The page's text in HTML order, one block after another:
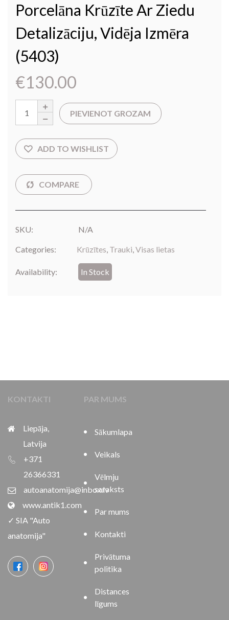
Porcelāna Krūzīte Ar Ziedu
Detalizāciju, Vidēja Izmēra
(5403)
€130.00
PIEVIENOT GROZAM
SKU: N/A
Categories: Krūzītes, Trauki,Visas lietas
Availability: In Stock
KONTAKTI
Liepāja,
Latvija
+371
26366331
autoanatomija@inbox.lv
www.antik1.com
✓ SIA "Auto
anatomija"
PAR MUMS
Sākumlapa
Veikals
Vēlmju
saraksts
Par mums
Kontakti
Privātuma
politika
Distances
līgums